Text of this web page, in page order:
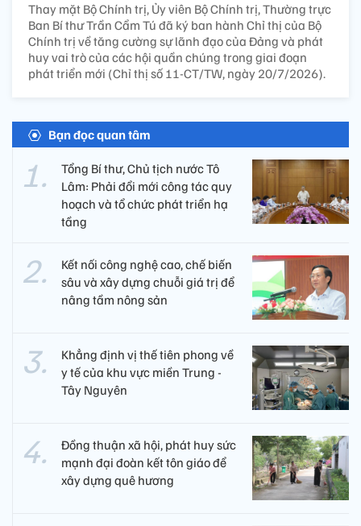
Thay mặt Bộ Chính trị, Ủy viên Bộ Chính trị, Thường trực
Ban Bí thư Trần Cẩm Tú đã ký ban hành Chỉ thị của Bộ
Chính trị về tăng cường sự lãnh đạo của Đảng và phát
huy vai trò của các hội quần chúng trong giai đoạn
phát triển mới (Chỉ thị số 11-CT/TW, ngày 20/7/2026).
Bạn đọc quan tâm
Tổng Bí thư, Chủ tịch nước Tô
Lâm: Phải đổi mới công tác quy
hoạch và tổ chức phát triển hạ
tầng
Kết nối công nghệ cao, chế biến
sâu và xây dựng chuỗi giá trị để
nâng tầm nông sản
Khẳng định vị thế tiên phong về
y tế của khu vực miền Trung -
Tây Nguyên ​
Đồng thuận xã hội, phát huy sức
mạnh đại đoàn kết tôn giáo để
xây dựng quê hương